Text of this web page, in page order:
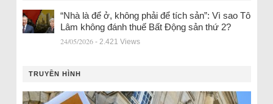
“Nhà là để ở, không phải để tích sản”: Vì sao Tô
Lâm không đánh thuế Bất Động sản thứ 2?
24/05/2026 - 2.421 Views
TRUYỀN HÌNH